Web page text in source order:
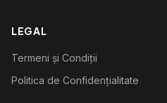
LEGAL
Termeni și Condiții
Politica de Confidențialitate